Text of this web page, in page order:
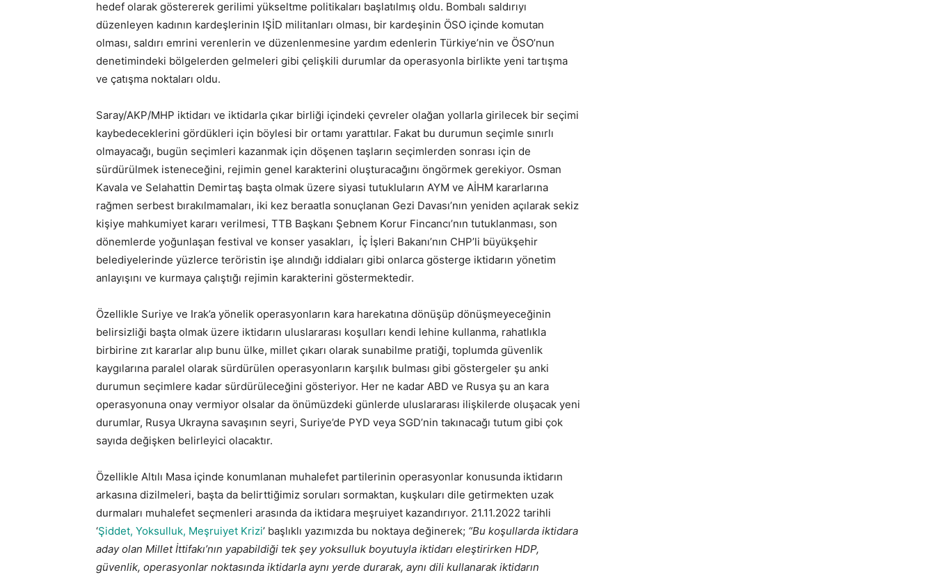
hedef olarak göstererek gerilimi yükseltme politikaları başlatılmış oldu. Bombalı saldırıyı
düzenleyen kadının kardeşlerinin IŞİD militanları olması, bir kardeşinin ÖSO içinde komutan
olması, saldırı emrini verenlerin ve düzenlenmesine yardım edenlerin Türkiye’nin ve ÖSO’nun
denetimindeki bölgelerden gelmeleri gibi çelişkili durumlar da operasyonla birlikte yeni tartışma
ve çatışma noktaları oldu.
Saray/AKP/MHP iktidarı ve iktidarla çıkar birliği içindeki çevreler olağan yollarla girilecek bir seçimi
kaybedeceklerini gördükleri için böylesi bir ortamı yarattılar. Fakat bu durumun seçimle sınırlı
olmayacağı, bugün seçimleri kazanmak için döşenen taşların seçimlerden sonrası için de
sürdürülmek isteneceğini, rejimin genel karakterini oluşturacağını öngörmek gerekiyor. Osman
Kavala ve Selahattin Demirtaş başta olmak üzere siyasi tutukluların AYM ve AİHM kararlarına
rağmen serbest bırakılmamaları, iki kez beraatla sonuçlanan Gezi Davası’nın yeniden açılarak sekiz
kişiye mahkumiyet kararı verilmesi, TTB Başkanı Şebnem Korur Fincancı’nın tutuklanması, son
dönemlerde yoğunlaşan festival ve konser yasakları, İç İşleri Bakanı’nın CHP’li büyükşehir
belediyelerinde yüzlerce teröristin işe alındığı iddiaları gibi onlarca gösterge iktidarın yönetim
anlayışını ve kurmaya çalıştığı rejimin karakterini göstermektedir.
Özellikle Suriye ve Irak’a yönelik operasyonların kara harekatına dönüşüp dönüşmeyeceğinin
belirsizliği başta olmak üzere iktidarın uluslararası koşulları kendi lehine kullanma, rahatlıkla
birbirine zıt kararlar alıp bunu ülke, millet çıkarı olarak sunabilme pratiği, toplumda güvenlik
kaygılarına paralel olarak sürdürülen operasyonların karşılık bulması gibi göstergeler şu anki
durumun seçimlere kadar sürdürüleceğini gösteriyor. Her ne kadar ABD ve Rusya şu an kara
operasyonuna onay vermiyor olsalar da önümüzdeki günlerde uluslararası ilişkilerde oluşacak yeni
durumlar, Rusya Ukrayna savaşının seyri, Suriye’de PYD veya SGD’nin takınacağı tutum gibi çok
sayıda değişken belirleyici olacaktır.
Özellikle Altılı Masa içinde konumlanan muhalefet partilerinin operasyonlar konusunda iktidarın
arkasına dizilmeleri, başta da belirttiğimiz soruları sormaktan, kuşkuları dile getirmekten uzak
durmaları muhalefet seçmenleri arasında da iktidara meşruiyet kazandırıyor. 21.11.2022 tarihli
‘Şiddet, Yoksulluk, Meşruiyet Krizi’ başlıklı yazımızda bu noktaya değinerek; “Bu koşullarda iktidara
aday olan Millet İttifakı’nın yapabildiği tek şey yoksulluk boyutuyla iktidarı eleştirirken HDP,
güvenlik, operasyonlar noktasında iktidarla aynı yerde durarak, aynı dili kullanarak iktidarın